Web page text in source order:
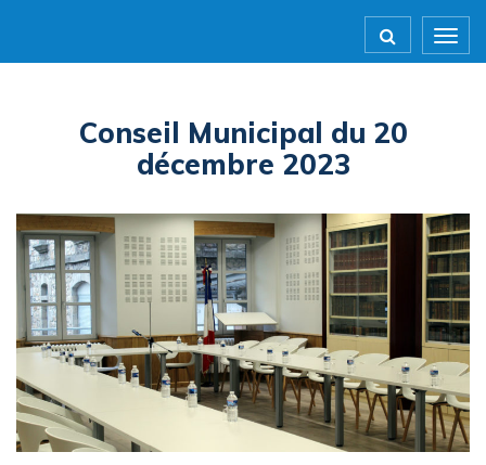
Conseil Municipal du 20
décembre 2023